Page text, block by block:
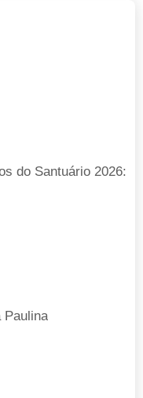
do Santuário 2026:
Paulina